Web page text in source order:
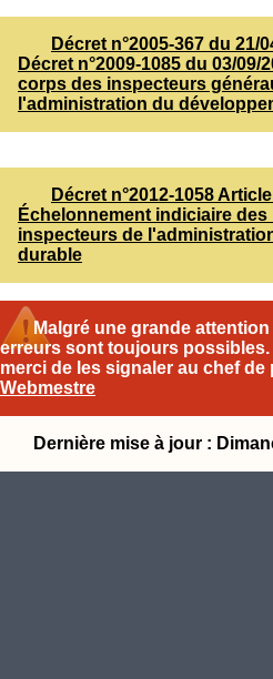
Décret n°2005-367 du 21/
Décret n°2009-1085 du 03/
corps des inspecteurs
l'administration du
Décret n°2012-1058
Échelonnement indiciaire
inspecteurs de
durable
Malgré une grande
erreurs sont toujours
merci de les signaler au chef de
Webmestre
Dernière mise à jour :